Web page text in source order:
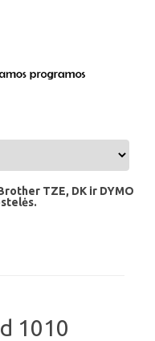
TZE, DK ir DYMO
1010